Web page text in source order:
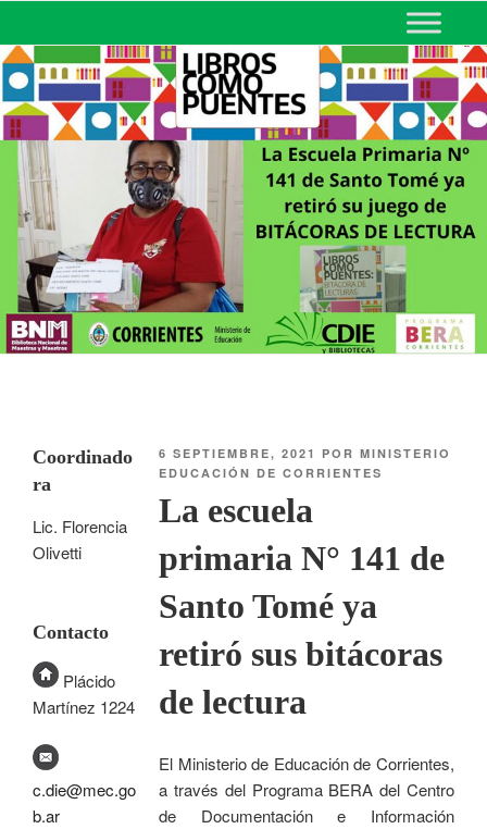
MINISTERIO DE EDUCACIÓN
DE CORRIENTES
6 SEPTIEMBRE, 2021 PORMINISTERIO
EDUCACIÓN DE CORRIENTES
La escuela
primaria N° 141 de
Santo Tomé ya
retiró sus bitácoras
de lectura
El Ministerio de Educación de Corrientes,
a través del Programa BERA del Centro
de Documentación e Información
Coordinado
ra
Lic. Florencia
Olivetti
Contacto
Plácido
Martínez 1224
c.die@mec.go
b.ar